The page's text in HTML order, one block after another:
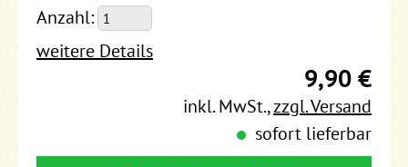
Anzahl:
weitere Details
9,90 €
inkl. MwSt.,zzgl. Versand
sofort lieferbar